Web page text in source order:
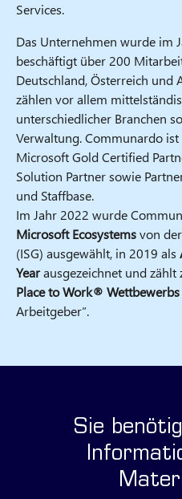
Services.
Das Unternehmen wurde im
beschäftigt über 200
Deutschland, Österreich und
zählen vor allem
unterschiedlicher Branchen
Verwaltung. Communardo
Microsoft Gold Certified
Solution Partner sowie
und Staffbase.
Im Jahr 2022 wurde
Microsoft Ecosystemsvon
(ISG) ausgewählt, in 2019 als
Yearausgezeichnet und zählt
Place to Work®
Arbeitgeber“.
Sie